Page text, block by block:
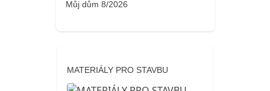
Můj dům 8/2026
MATERIÁLY PRO STAVBU